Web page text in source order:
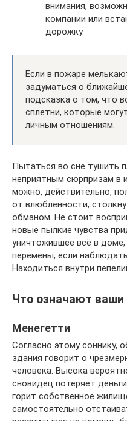
внимания,
компании или
дорожку.
Если в пожаре
задуматься о
подсказка о том, что
сплетни, которые
личным отношениям.
Пытаться во сне тушить
неприятным сюрпризам в
можно, действительно,
от влюбленности,
обманом. Не стоит
новые пылкие чувства
уничтожившее всё в
перемены, если
Находиться внутри
Что означают
Менегетти
Согласно этому соннику,
здания говорит о
человека. Высока
сновидец потеряет
горит собственное
самостоятельно